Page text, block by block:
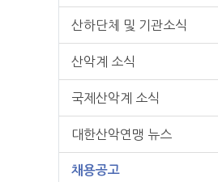
산하단체 및 기관소식
산악계 소식
국제산악계 소식
대한산악연맹 뉴스
채용공고